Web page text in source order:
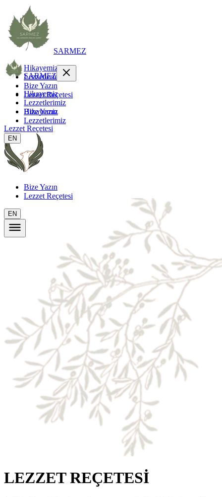
SARMEZ
Hikayemiz
Lezzetlerimiz
Bize Yazın
Lezzet Reçetesi
Hikayemiz
Lezzetlerimiz
Bize Yazın
Lezzet Reçetesi
EN
SARMEZ
Hikayemiz
Lezzetlerimiz
Bize Yazın
Lezzet Reçetesi
EN
LEZZET REÇETESİ